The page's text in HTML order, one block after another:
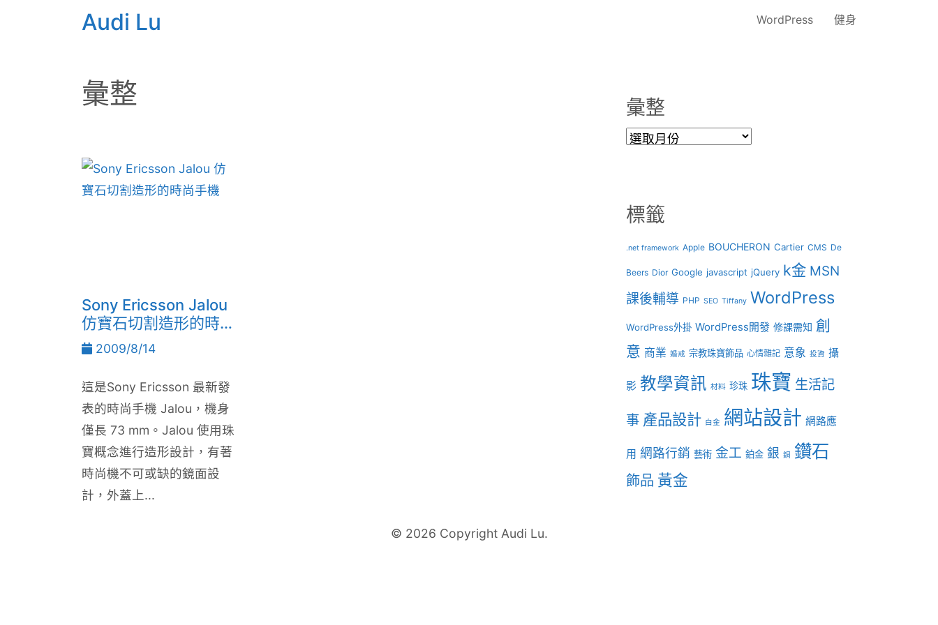
Audi Lu WordPress 健身
彙整
Sony Ericsson Jalou
仿寶石切割造形的時尚
手機2009/8/14
這是Sony Ericsson 最新發
表的時尚手機 Jalou，機身
僅長 73 mm。Jalou 使用珠
寶概念進行造形設計，有著
時尚機不可或缺的鏡面設
計，外蓋上...
彙整
彙
標籤
.net framework Apple BOUCHERON Cartier CMS De
Beers Dior Google javascript jQuery k金 MSN
課後輔導 PHP SEO Tiffany WordPress
WordPress外掛 WordPress開發 修課需知 創
意 商業 婚戒 宗教珠寶飾品 心情雜記 意象 投資 攝
影 教學資訊 材料 珍珠 珠寶 生活記
事 產品設計 白金 網站設計 網路應
用 網路行銷 藝術 金工 鉑金 銀 銅 鑽石
飾品 黃金
© 2026 Copyright Audi Lu.